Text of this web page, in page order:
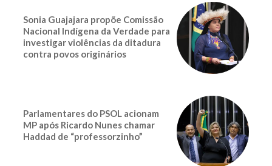
Sonia Guajajara propõe Comissão
Nacional Indígena da Verdade para
investigar violências da ditadura
contra povos originários
Parlamentares do PSOL acionam
MP após Ricardo Nunes chamar
Haddad de “professorzinho”